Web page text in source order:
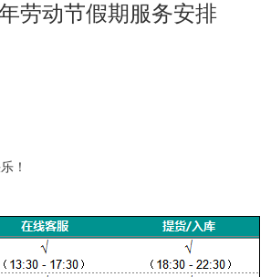
劳动节假期服务安排
！